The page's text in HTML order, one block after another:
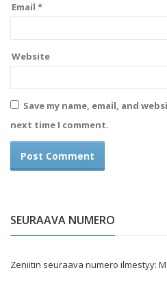
Email *
Website
Save my name, email, and
next time I comment.
SEURAAVA NUMERO
Zeniitin seuraava numero ilmestyy: